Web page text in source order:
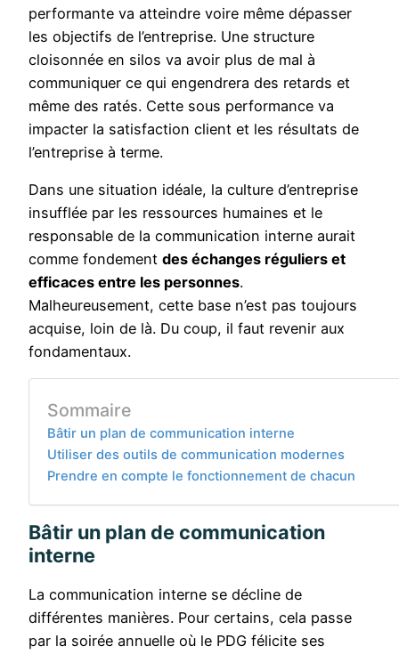
performante va atteindre voire même dépasser
les objectifs de l’entreprise. Une structure
cloisonnée en silos va avoir plus de mal à
communiquer ce qui engendrera des retards et
même des ratés. Cette sous performance va
impacter la satisfaction client et les résultats de
l’entreprise à terme.
Dans une situation idéale, la culture d’entreprise
insufflée par les ressources humaines et le
responsable de la communication interne aurait
comme fondement des échanges réguliers et
efficaces entre les personnes.
Malheureusement, cette base n’est pas toujours
acquise, loin de là. Du coup, il faut revenir aux
fondamentaux.
Sommaire
Bâtir un plan de communication interne
Utiliser des outils de communication modernes
Prendre en compte le fonctionnement de chacun
Bâtir un plan de communication
interne
La communication interne se décline de
différentes manières. Pour certains, cela passe
par la soirée annuelle où le PDG félicite ses